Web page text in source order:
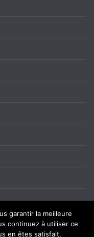
garantir la meilleure
continuez à utiliser ce
en êtes satisfait.